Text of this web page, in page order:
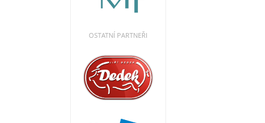
OSTATNÍ PARTNEŘI